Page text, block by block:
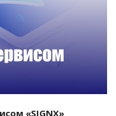
«SIGNX»